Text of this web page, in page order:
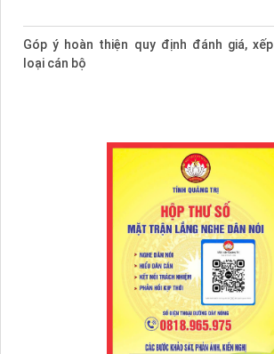
Góp ý hoàn thiện quy định đánh giá, xếp
loại cán bộ
CẤP 2 GIA ĐÌNH BỊ CHÁY NHÀ
☘️[ĐỊNH HƯỚNG TUYÊN TRUYỀN MIỆNG
Xã Hòa Trạch: Phối hợp tổ chức Hội nghị
tiếp xúc cử tri với đại biểu HĐND tỉnh sau